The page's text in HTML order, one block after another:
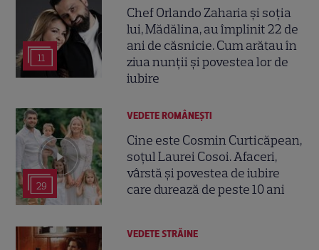
11
Chef Orlando Zaharia și soția
lui, Mădălina, au împlinit 22 de
ani de căsnicie. Cum arătau în
ziua nunții și povestea lor de
iubire
29
VEDETE ROMÂNEŞTI
Cine este Cosmin Curticăpean,
soțul Laurei Cosoi. Afaceri,
vârstă și povestea de iubire
care durează de peste 10 ani
VEDETE STRĂINE